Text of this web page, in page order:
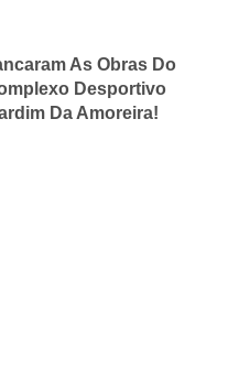
As Obras Do
Desportivo
Da Amoreira!